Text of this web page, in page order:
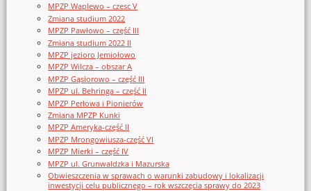
MPZP Waplewo – czesc V
Zmiana studium 2022
MPZP Pawłowo – część III
Zmiana studium 2022 II
MPZP jezioro Jemiołowo
MPZP Wilcza – obszar A
MPZP Gąsiorowo – część III
MPZP ul. Behringa – część II
MPZP Perłowa i Pionierów
Zmiana MPZP Kunki
MPZP Ameryka-część II
MPZP Mrongowiusza-część VI
MPZP Mierki – część IV
MPZP ul. Grunwaldzka i Mazurska
Obwieszczenia w sprawach o warunki zabudowy i lokalizacji
inwestycji celu publicznego – rok wszczęcia sprawy do 2023